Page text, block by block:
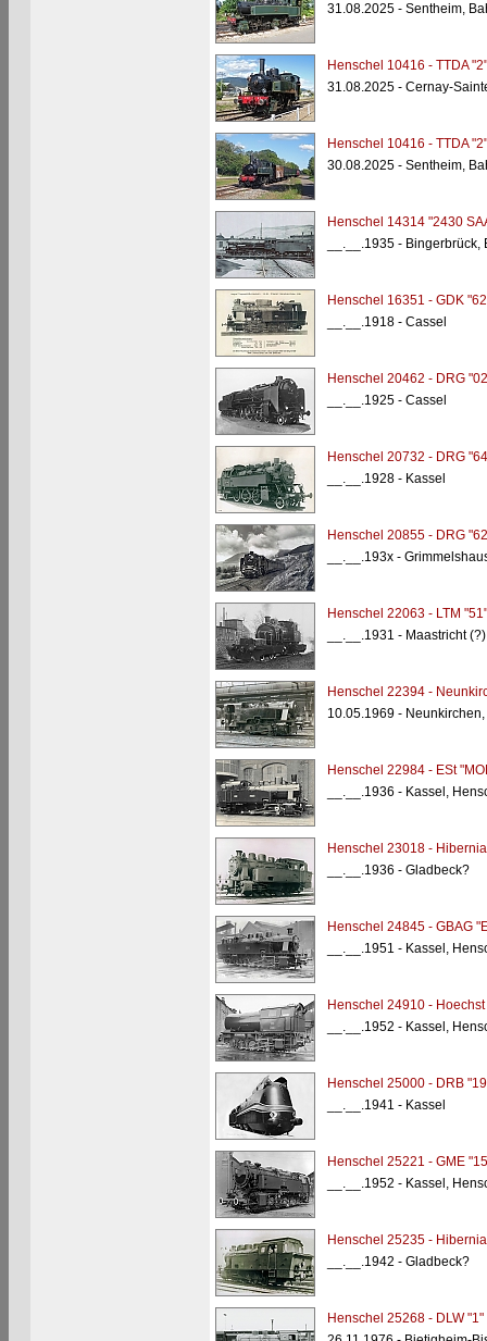
31.08.2025 - Sentheim,
Henschel 10416 - TTDA "2"
31.08.2025 - Cernay-
Henschel 10416 - TTDA "2"
30.08.2025 - Sentheim,
Henschel 14314 "2430
__.__.1935 -
Henschel 16351 - GDK
__.__.1918 - Cassel
Henschel 20462 - DRG
__.__.1925 - Cassel
Henschel 20732 - DRG
__.__.1928 - Kassel
Henschel 20855 - DRG
__.__.193x -
Henschel 22063 - LTM "51"
__.__.1931 - Maastricht
Henschel 22394 -
10.05.1969 -
Henschel 22984 - ESt
__.__.1936 - Kassel,
Henschel 23018 -
__.__.1936 - Gladbeck?
Henschel 24845 - GBAG
__.__.1951 - Kassel,
Henschel 24910 - Hoechst
__.__.1952 - Kassel,
Henschel 25000 - DRB
__.__.1941 - Kassel
Henschel 25221 - GME
__.__.1952 - Kassel,
Henschel 25235 -
__.__.1942 - Gladbeck?
Henschel 25268 - DLW "1"